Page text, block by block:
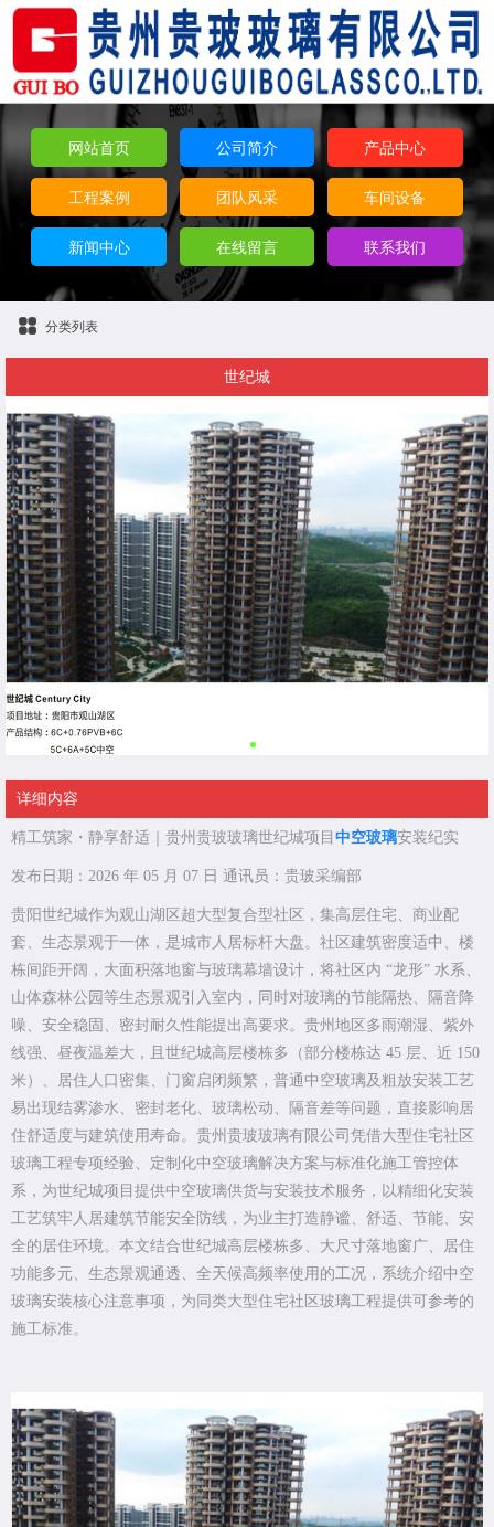
网站首页 公司简介 产品中心
工程案例 团队风采 车间设备
新闻中心 在线留言 联系我们
分类列表
世纪城
详细内容
精工筑家・静享舒适｜贵州贵玻玻璃世纪城项目 中空玻璃安装纪实
发布日期：2026 年 05 月 07 日 通讯员：贵玻采编部
贵阳世纪城作为观山湖区超大型复合型社区，集高层住宅、商业配
套、生态景观于一体，是城市人居标杆大盘。社区建筑密度适中、楼
栋间距开阔，大面积落地窗与玻璃幕墙设计，将社区内 “龙形” 水系、
山体森林公园等生态景观引入室内，同时对玻璃的节能隔热、隔音降
噪、安全稳固、密封耐久性能提出高要求。贵州地区多雨潮湿、紫外
线强、昼夜温差大，且世纪城高层楼栋多（部分楼栋达 45 层、近 150
米）、居住人口密集、门窗启闭频繁，普通中空玻璃及粗放安装工艺
易出现结雾渗水、密封老化、玻璃松动、隔音差等问题，直接影响居
住舒适度与建筑使用寿命。贵州贵玻玻璃有限公司凭借大型住宅社区
玻璃工程专项经验、定制化中空玻璃解决方案与标准化施工管控体
系，为世纪城项目提供中空玻璃供货与安装技术服务，以精细化安装
工艺筑牢人居建筑节能安全防线，为业主打造静谧、舒适、节能、安
全的居住环境。本文结合世纪城高层楼栋多、大尺寸落地窗广、居住
功能多元、生态景观通透、全天候高频率使用的工况，系统介绍中空
玻璃安装核心注意事项，为同类大型住宅社区玻璃工程提供可参考的
施工标准。